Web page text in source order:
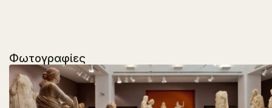
Φωτογραφίες